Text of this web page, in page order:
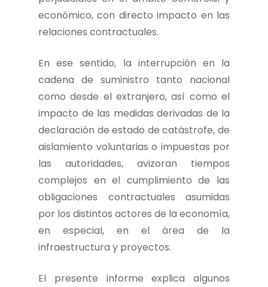
económico, con directo impacto en las
relaciones contractuales.
En ese sentido, la interrupción en la
cadena de suministro tanto nacional
como desde el extranjero, así como el
impacto de las medidas derivadas de la
declaración de estado de catástrofe, de
aislamiento voluntarias o impuestas por
las autoridades, avizoran tiempos
complejos en el cumplimiento de las
obligaciones contractuales asumidas
por los distintos actores de la economía,
en especial, en el área de la
infraestructura y proyectos.
El presente informe explica algunos